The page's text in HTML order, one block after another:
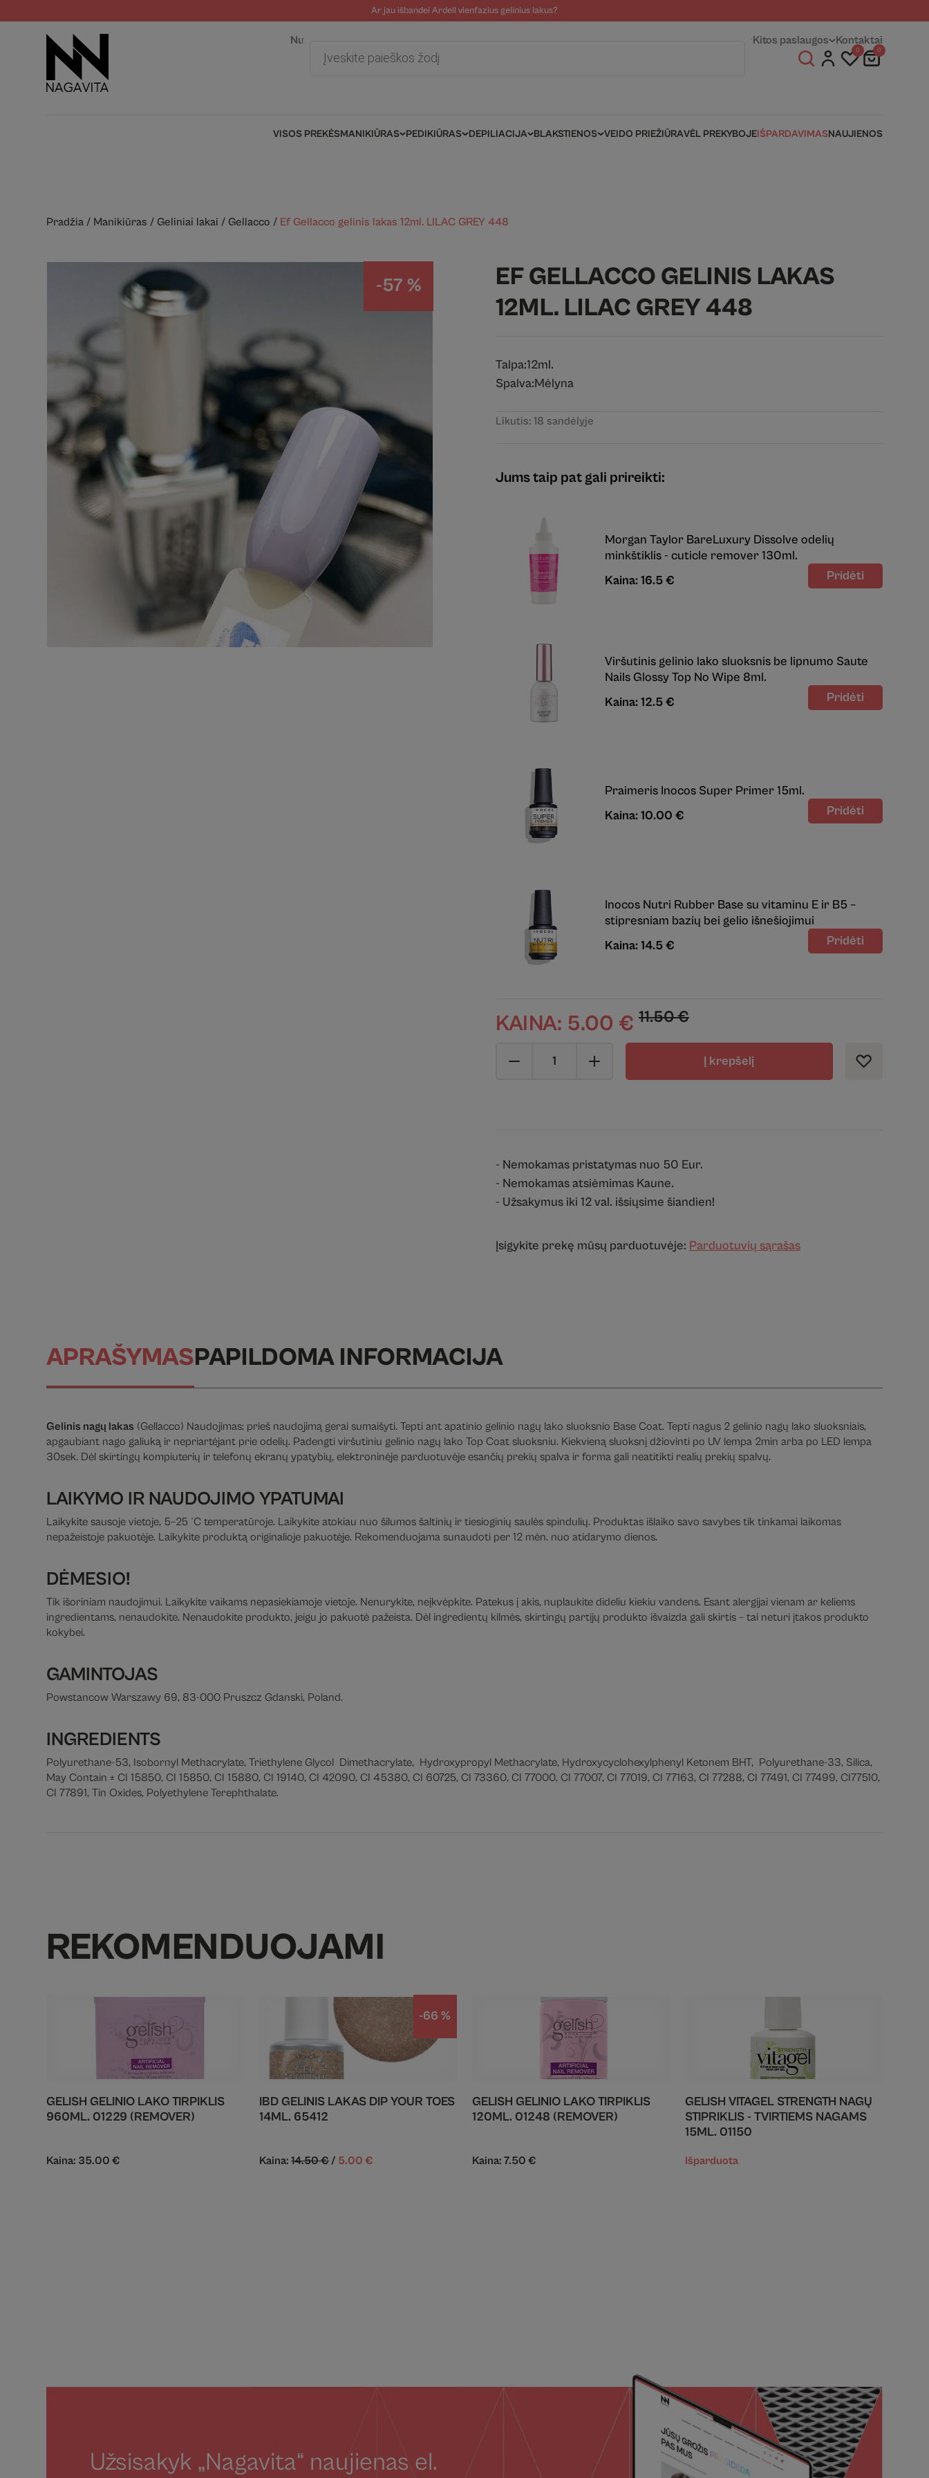
Ar jau išbandei Ardell vienfazius gelinius lakus?
Nuotolinė pagalba Fizinės parduotuvėsKitos paslaugos Kontaktai
search
0 0
VISOS PREKĖSMANIKIŪRAS PEDIKIŪRAS DEPILIACIJA BLAKSTIENOS VEIDO PRIEŽIŪRAVĖL PREKYBOJEIŠPARDAVIMASNAUJIENOS
Pradžia / Manikiūras / Geliniai lakai / Gellacco / Ef Gellacco gelinis lakas 12ml. LILAC GREY 448
-57 %
EF GELLACCO GELINIS LAKAS
12ML. LILAC GREY 448
Talpa:12ml.
Spalva:Mėlyna
Likutis: 18 sandėlyje
Jums taip pat gali prireikti:
Morgan Taylor BareLuxury Dissolve odelių
minkštiklis - cuticle remover 130ml.
Kaina: 16.5 €
Viršutinis gelinio lako sluoksnis be lipnumo Saute
Nails Glossy Top No Wipe 8ml.
Kaina: 12.5 €
Praimeris Inocos Super Primer 15ml.
Kaina: 10.00 €
Inocos Nutri Rubber Base su vitaminu E ir B5 –
stipresniam bazių bei gelio išnešiojimui
Kaina: 14.5 €
KAINA: 5.00 € 11.50€
Į krepšelį
- Nemokamas pristatymas nuo 50 Eur.
- Nemokamas atsiėmimas Kaune.
- Užsakymus iki 12 val. išsiųsime šiandien!
Įsigykite prekę mūsų parduotuvėje: Parduotuvių sąrašas
APRAŠYMASPAPILDOMA INFORMACIJA
Gelinis nagų lakas (Gellacco) Naudojimas: prieš naudojimą gerai sumaišyti. Tepti ant apatinio gelinio nagų lako sluoksnio Base Coat. Tepti nagus 2 gelinio nagų lako sluoksniais,
apgaubiant nago galiuką ir nepriartėjant prie odelių. Padengti viršutiniu gelinio nagų lako Top Coat sluoksniu. Kiekvieną sluoksnį džiovinti po UV lempa 2min arba po LED lempa
30sek. Dėl skirtingų kompiuterių ir telefonų ekranų ypatybių, elektroninėje parduotuvėje esančių prekių spalva ir forma gali neatitikti realių prekių spalvų.
LAIKYMO IR NAUDOJIMO YPATUMAI
Laikykite sausoje vietoje, 5–25 °C temperatūroje. Laikykite atokiau nuo šilumos šaltinių ir tiesioginių saulės spindulių. Produktas išlaiko savo savybes tik tinkamai laikomas
nepažeistoje pakuotėje. Laikykite produktą originalioje pakuotėje. Rekomenduojama sunaudoti per 12 mėn. nuo atidarymo dienos.
DĖMESIO!
Tik išoriniam naudojimui. Laikykite vaikams nepasiekiamoje vietoje. Nenurykite, neįkvėpkite. Patekus į akis, nuplaukite dideliu kiekiu vandens. Esant alergijai vienam ar keliems
ingredientams, nenaudokite. Nenaudokite produkto, jeigu jo pakuotė pažeista. Dėl ingredientų kilmės, skirtingų partijų produkto išvaizda gali skirtis – tai neturi įtakos produkto
kokybei.
GAMINTOJAS
Powstancow Warszawy 69, 83-000 Pruszcz Gdanski, Poland.
INGREDIENTS
Polyurethane-53, Isobornyl Methacrylate, Triethylene Glycol Dimethacrylate, Hydroxypropyl Methacrylate, Hydroxycyclohexylphenyl Ketonem BHT, Polyurethane-33, Silica,
May Contain ± CI 15850, CI 15850, CI 15880, CI 19140, CI 42090, CI 45380, CI 60725, CI 73360, CI 77000, CI 77007, CI 77019, CI 77163, CI 77288, CI 77491, CI 77499, CI77510,
CI 77891, Tin Oxides, Polyethylene Terephthalate.
REKOMENDUOJAMI
GELISH GELINIO LAKO TIRPIKLIS
960ML. 01229 (REMOVER)
Kaina: 35.00€
-66 %
IBD GELINIS LAKAS DIP YOUR TOES
14ML. 65412
Kaina:14.50€/ 5.00€
GELISH GELINIO LAKO TIRPIKLIS
120ML. 01248 (REMOVER)
Kaina:7.50€
GELISH VITAGEL STRENGTH NAGŲ
STIPRIKLIS - TVIRTIEMS NAGAMS
15ML. 01150
Išparduota
Užsisakyk „Nagavita“ naujienas el.